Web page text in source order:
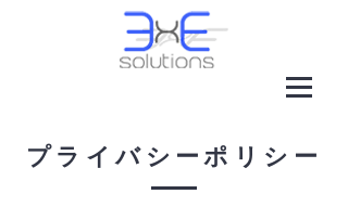
​プライバシーポリシー